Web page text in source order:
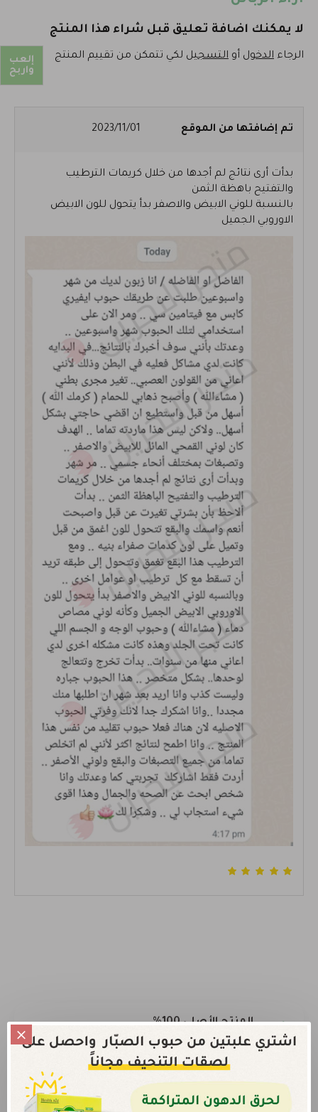
لا يمكنك اضافة تعليق قبل شراء هذا المنتج
الرجاء الدخول أو التسجيل لكي تتمكن من تقييم المنتج
تم إضافتها من الموقع 2023/11/01
بدأت أرى نتائج لم أجدها من خلال كريمات الترطيب
والتفتيح باهظة الثمن
بالنسبة للوني الابيض والاصفر بدأ يتحول للون الابيض
الاوروبي الجميل
المنتج الأصلي 100%
نضمن لك حصولك على المنتج الاصلي فقط
خصم عند طلب أكثر من علبة
أحصل على خصم إضافي عند طلب أكثر من علبة من أي
إلعب
واربح